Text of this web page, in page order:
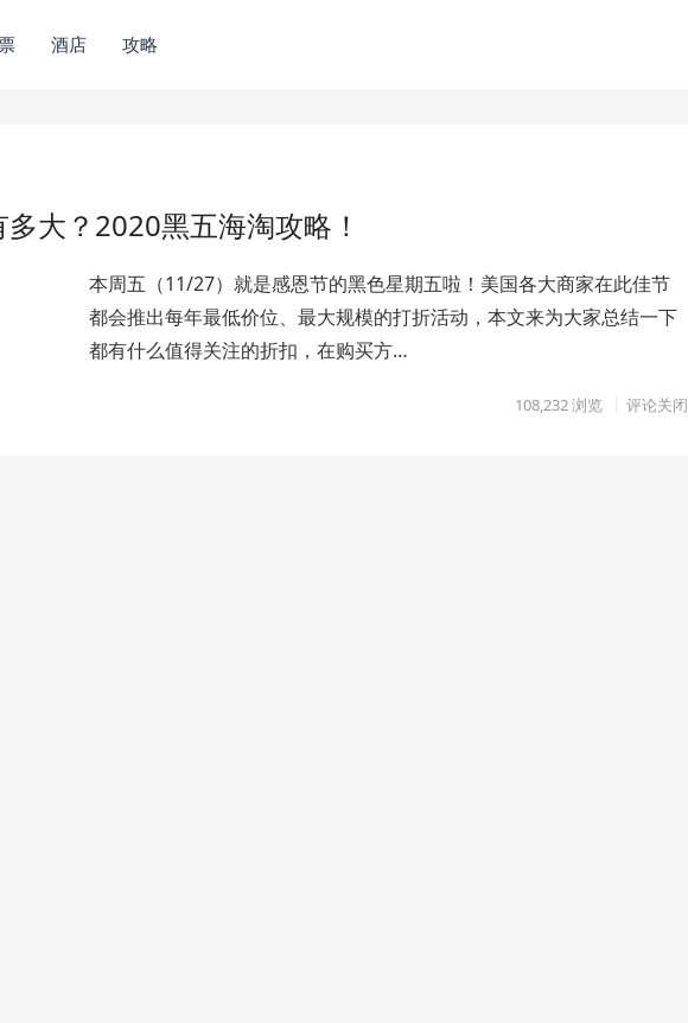
酒店 攻略
大？2020黑五海淘攻略！
本周五（11/27）就是感恩节的黑色星期五啦！美国各大商家在此佳节
都会推出每年最低价位、最大规模的打折活动，本文来为大家总结一下
都有什么值得关注的折扣，在购买方…
108,232浏览 评论关闭